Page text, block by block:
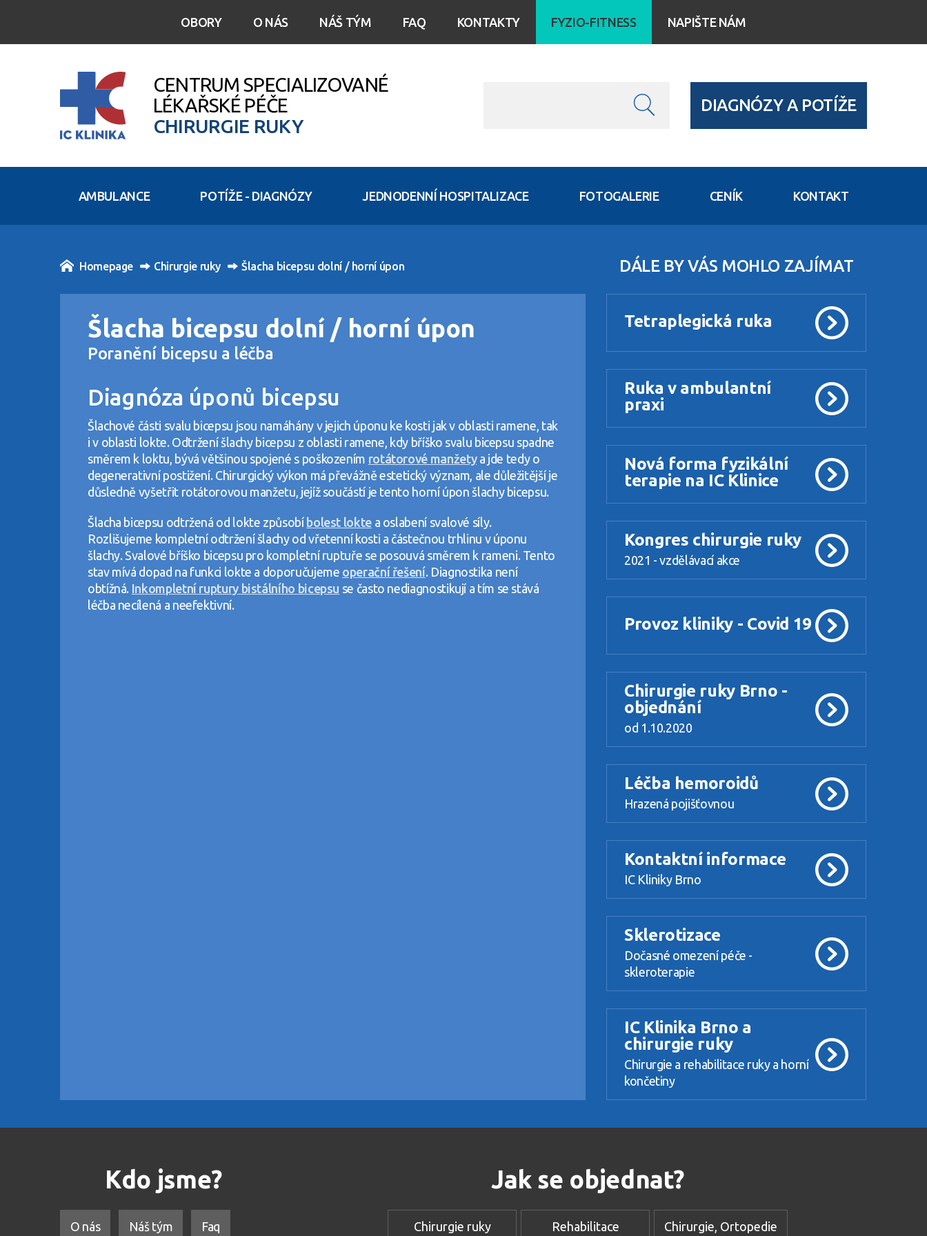
OBORY O NÁS NÁŠ TÝM FAQ KONTAKTY FYZIO-FITNESS NAPIŠTE NÁM
CENTRUM SPECIALIZOVANÉ
LÉKAŘSKÉ PÉČE
CHIRURGIE RUKY
DIAGNÓZY A POTÍŽE
AMBULANCE POTÍŽE - DIAGNÓZY JEDNODENNÍ HOSPITALIZACE FOTOGALERIE CENÍK KONTAKT
Homepage Chirurgie ruky Šlacha bicepsu dolní / horní úpon
Šlacha bicepsu dolní / horní úpon
Poranění bicepsu a léčba
Diagnóza úponů bicepsu
Šlachové části svalu bicepsu jsou namáhány v jejich úponu ke kosti jak v oblasti ramene, tak
i v oblasti lokte. Odtržení šlachy bicepsu z oblasti ramene, kdy bříško svalu bicepsu spadne
směrem k loktu, bývá většinou spojené s poškozením rotátorové manžetya jde tedy o
degenerativní postižení. Chirurgický výkon má převážně estetický význam, ale důležitější je
důsledně vyšetřit rotátorovou manžetu, jejíž součástí je tento horní úpon šlachy bicepsu.
Šlacha bicepsu odtržená od lokte způsobí bolest loktea oslabení svalové síly.
Rozlišujeme kompletní odtržení šlachy od vřetenní kosti a částečnou trhlinu v úponu
šlachy. Svalové bříško bicepsu pro kompletní ruptuře se posouvá směrem k rameni. Tento
stav mívá dopad na funkci lokte a doporučujeme operační řešení. Diagnostika není
obtížná. Inkompletní ruptury bistálního bicepsu se často nediagnostikují a tím se stává
léčba necílená a neefektivní.
DÁLE BY VÁS MOHLO ZAJÍMAT
Tetraplegická ruka
Ruka v ambulantní
praxi
Nová forma fyzikální
terapie na IC Klinice
Kongres chirurgie ruky
2021 - vzdělávací akce
Provoz kliniky - Covid 19
Chirurgie ruky Brno -
objednání
od 1.10.2020
Léčba hemoroidů
Hrazená pojišťovnou
Kontaktní informace
IC Kliniky Brno
Sklerotizace
Dočasné omezení péče -
skleroterapie
IC Klinika Brno a
chirurgie ruky
Chirurgie a rehabilitace ruky a horní
končetiny
Kdo jsme?
O nás Náš tým Faq
Jak se objednat?
Chirurgie ruky Rehabilitace Chirurgie, Ortopedie